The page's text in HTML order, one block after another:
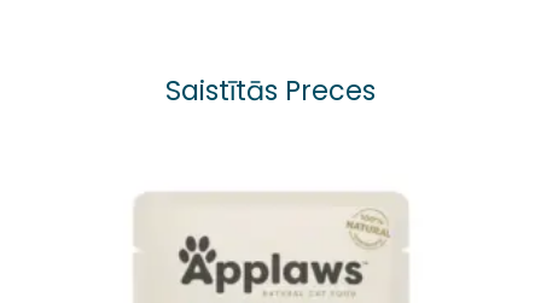
Saistītās Preces